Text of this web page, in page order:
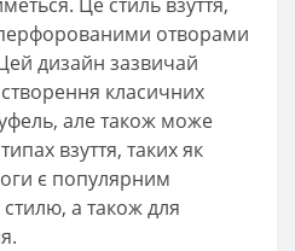
отворами
дизайн зазвичай
класичних
але також може
взуття, таких як
є популярним
а також для